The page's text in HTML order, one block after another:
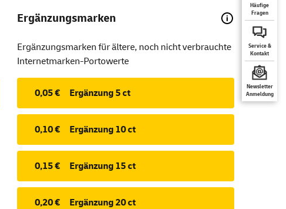
Häufige
Fragen
Service &
Kontakt
Newsletter
Anmeldung
Ergänzungsmarken
Ergänzungsmarken für ältere, noch nicht verbrauchte
Internetmarken-Portowerte
0,05 € Ergänzung 5 ct
0,10 € Ergänzung 10 ct
0,15 € Ergänzung 15 ct
0,20 € Ergänzung 20 ct